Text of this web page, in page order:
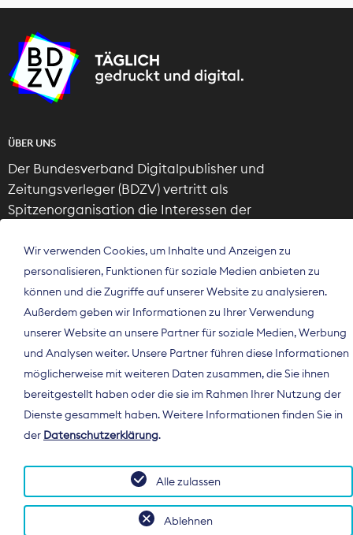
ÜBER UNS
Der Bundesverband Digitalpublisher und
Zeitungsverleger (BDZV) vertritt als
Spitzenorganisation die Interessen der
Deutschland und auf EU-Ebene.
© 2026 BDZV. All rights reserved.
Wir verwenden Cookies, um Inhalte und Anzeigen zu
personalisieren, Funktionen für soziale Medien anbieten zu
können und die Zugriffe auf unserer Website zu analysieren.
Außerdem geben wir Informationen zu Ihrer Verwendung
unserer Website an unsere Partner für soziale Medien, Werbung
und Analysen weiter. Unsere Partner führen diese Informationen
möglicherweise mit weiteren Daten zusammen, die Sie ihnen
bereitgestellt haben oder die sie im Rahmen Ihrer Nutzung der
Dienste gesammelt haben. Weitere Informationen finden Sie in
der Datenschutzerklärung.
Ablehnen
Alle zulassen